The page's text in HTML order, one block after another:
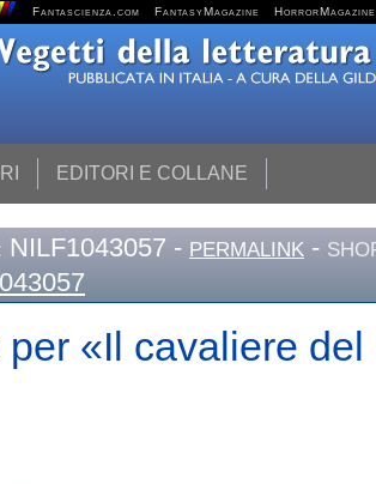
Fantascienza.com FantasyMagazine HorrorMagazine
EDITORI E COLLANE
NILF1043057 - PERMALINK -
per «Il cavaliere